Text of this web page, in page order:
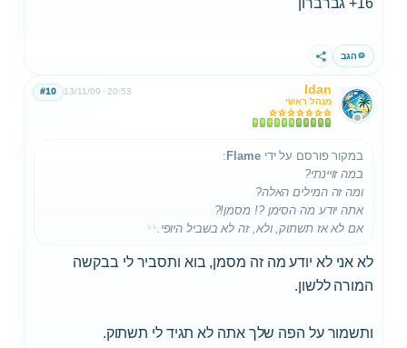
הגב שתף
Idan
מנהל ראשי
13/11/09 20:53
#10
במקור פורסם על ידיFlame
:
במה זויינתי?
ומה זה המילים האלה?
אתה יודע מה הסימן ?! מסמן!?
אם לא אז תשתוק, ולא, זה לא בשביל היופי.
לא אני לא יודע מה זה מסמן, בוא ותסביר לי בבקשה
המורה ללשון.
ותשמור על הפה שלך אתה לא תגיד לי תשתוק.